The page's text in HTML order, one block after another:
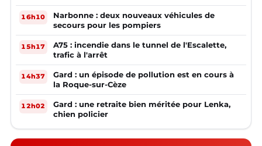
16h10
Narbonne : deux nouveaux véhicules de
secours pour les pompiers
15h17
A75 : incendie dans le tunnel de l'Escalette,
trafic à l'arrêt
14h37
Gard : un épisode de pollution est en cours à
la Roque-sur-Cèze
12h02
Gard : une retraite bien méritée pour Lenka,
chien policier